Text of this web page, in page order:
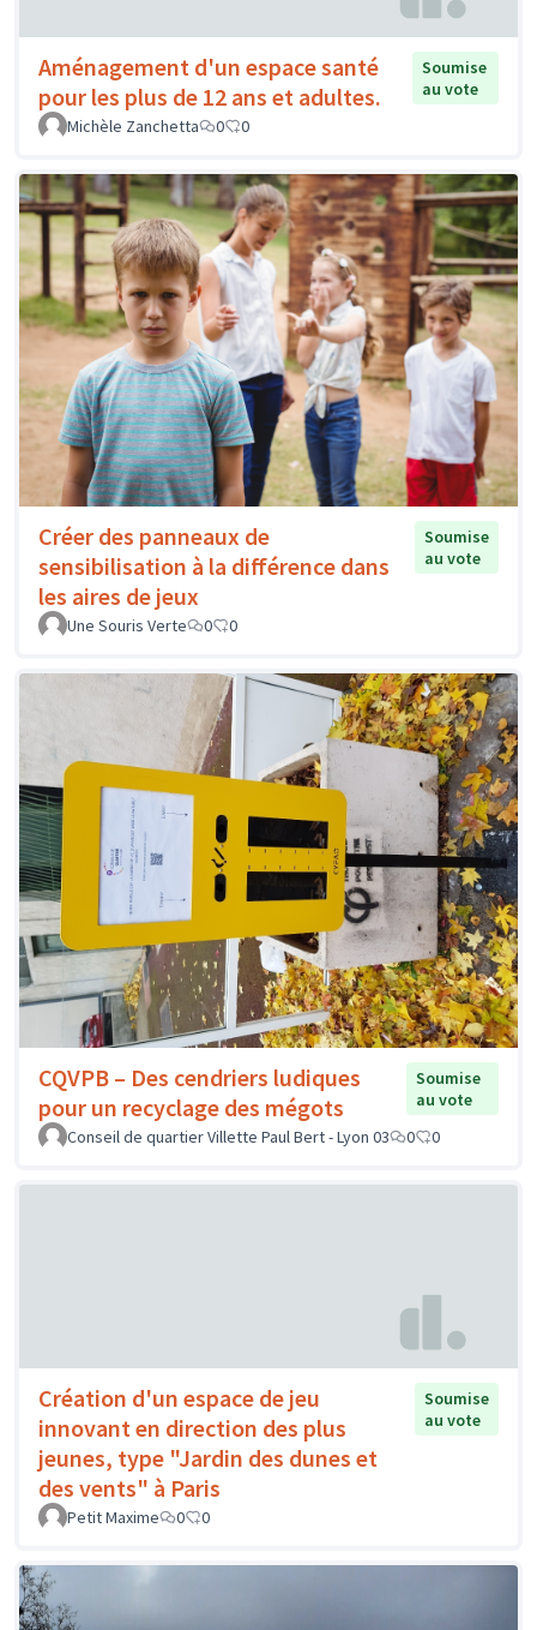
Aménagement d'un espace santé
pour les plus de 12 ans et adultes.
Soumise
au vote
Michèle Zanchetta
0 0
Créer des panneaux de
sensibilisation à la différence dans
les aires de jeux
Soumise
au vote
Une Souris Verte 0 0
CQVPB – Des cendriers ludiques
pour un recyclage des mégots
Soumise
au vote
Conseil de quartier Villette Paul Bert - Lyon 03
0 0
Création d'un espace de jeu
innovant en direction des plus
jeunes, type "Jardin des dunes et
des vents" à Paris
Soumise
au vote
Petit Maxime 0 0